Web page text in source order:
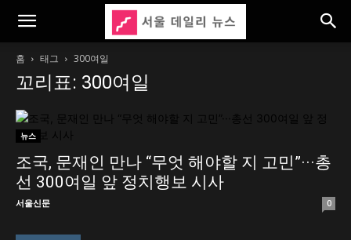
홈 태그 300여일
꼬리표: 300여일
뉴스
조국, 문재인 만나 “무엇 해야할 지 고민”···총
선 300여일 앞 정치행보 시사
서울신문 0